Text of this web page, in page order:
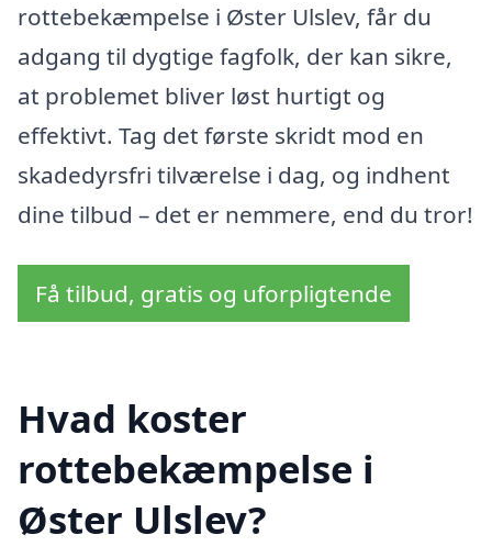
rottebekæmpelse i Øster Ulslev, får du
adgang til dygtige fagfolk, der kan sikre,
at problemet bliver løst hurtigt og
effektivt. Tag det første skridt mod en
skadedyrsfri tilværelse i dag, og indhent
dine tilbud – det er nemmere, end du tror!
Få tilbud, gratis og uforpligtende
Hvad koster
rottebekæmpelse i
Øster Ulslev?